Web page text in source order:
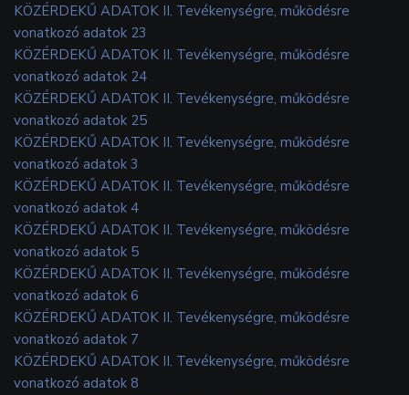
KÖZÉRDEKŰ ADATOK II. Tevékenységre, működésre
vonatkozó adatok 23
KÖZÉRDEKŰ ADATOK II. Tevékenységre, működésre
vonatkozó adatok 24
KÖZÉRDEKŰ ADATOK II. Tevékenységre, működésre
vonatkozó adatok 25
KÖZÉRDEKŰ ADATOK II. Tevékenységre, működésre
vonatkozó adatok 3
KÖZÉRDEKŰ ADATOK II. Tevékenységre, működésre
vonatkozó adatok 4
KÖZÉRDEKŰ ADATOK II. Tevékenységre, működésre
vonatkozó adatok 5
KÖZÉRDEKŰ ADATOK II. Tevékenységre, működésre
vonatkozó adatok 6
KÖZÉRDEKŰ ADATOK II. Tevékenységre, működésre
vonatkozó adatok 7
KÖZÉRDEKŰ ADATOK II. Tevékenységre, működésre
vonatkozó adatok 8